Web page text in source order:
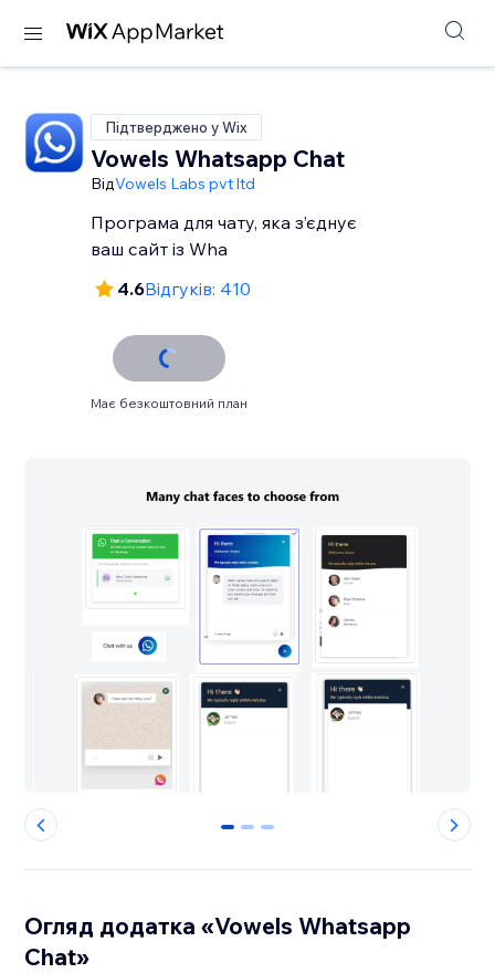
Підтверджено у Wix
Vowels Whatsapp Chat
ВідVowels Labs pvt ltd
Програма для чату, яка з’єднує
ваш сайт із Wha
4.6Відгуків: 410
Має безкоштовний план
0 1 2
Огляд додатка «Vowels Whatsapp
Chat»